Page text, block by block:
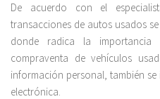
De acuerdo con el
transacciones de autos usados
donde radica la
compraventa de vehículos
información personal, también
electrónica.